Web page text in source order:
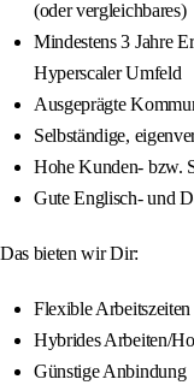
(oder vergleichbares)
Mindestens 3 Jahre
Hyperscaler Umfeld
Ausgeprägte
Selbständige,
Hohe Kunden- bzw.
Gute Englisch- und
Das bieten wir Dir:
Flexible Arbeitszeiten
Hybrides Arbeiten/
Günstige Anbindung